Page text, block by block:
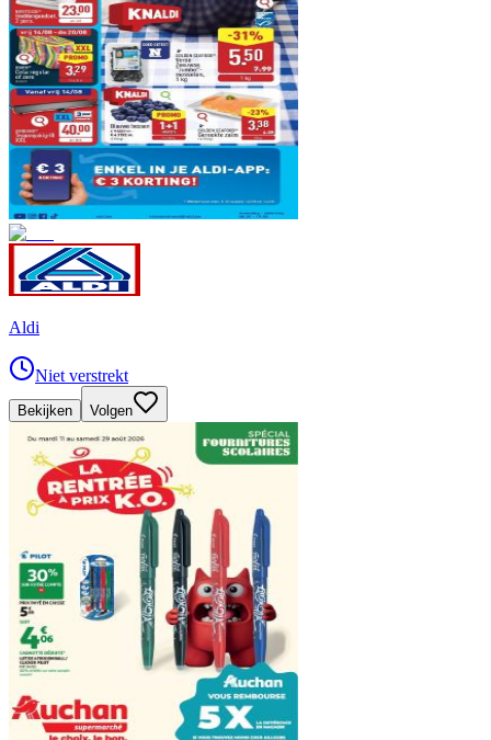
Aldi
Niet verstrekt
Bekijken Volgen